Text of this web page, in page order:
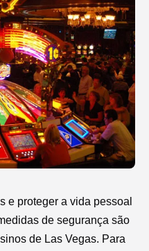
e proteger a vida pessoal
de segurança são
de Las Vegas. Para